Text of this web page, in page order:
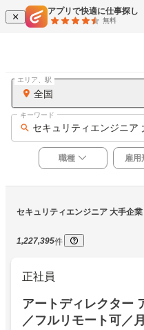
アプリで快適に仕事探し
無料
全国
エリア、駅
セキュリティエンジニア
キーワード
職種 雇用
セキュリティエンジニア 大手企業
1,227,395件
正社員
アートディレクター
／フルリモート可／